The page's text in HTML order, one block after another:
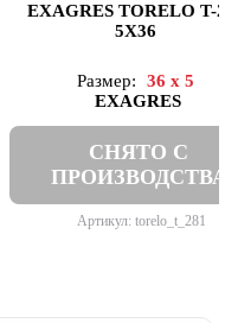
EXAGRES TORELO T-
5X36
Размер:
36 x 5
EXAGRES
СНЯТО С
Артикул: torelo_t_281